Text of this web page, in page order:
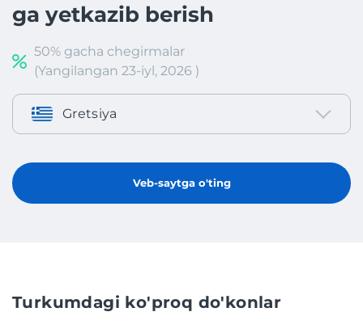
ga yetkazib berish
50% gacha chegirmalar
(Yangilangan 23-iyl, 2026 )
Gretsiya
Veb-saytga o'ting
Turkumdagi ko'proq do'konlar